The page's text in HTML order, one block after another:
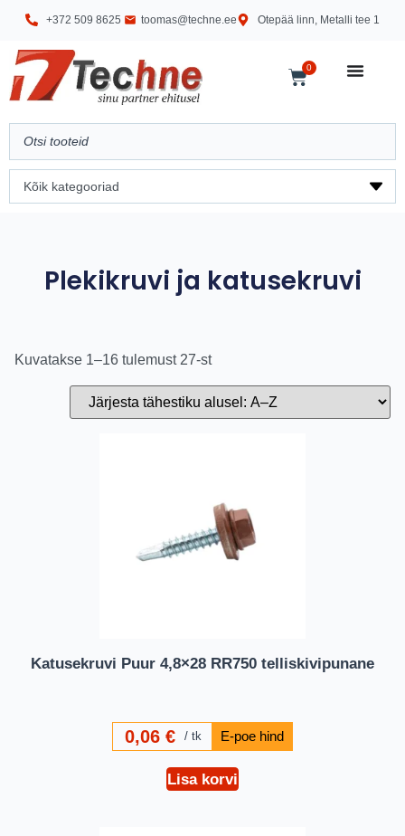
+372 509 8625 toomas@techne.ee Otepää linn, Metalli tee 1
0
Plekikruvi ja katusekruvi
Kuvatakse 1–16 tulemust 27-st
Katusekruvi Puur 4,8×28 RR750 telliskivipunane
0,06€ tk
Lisa korvi